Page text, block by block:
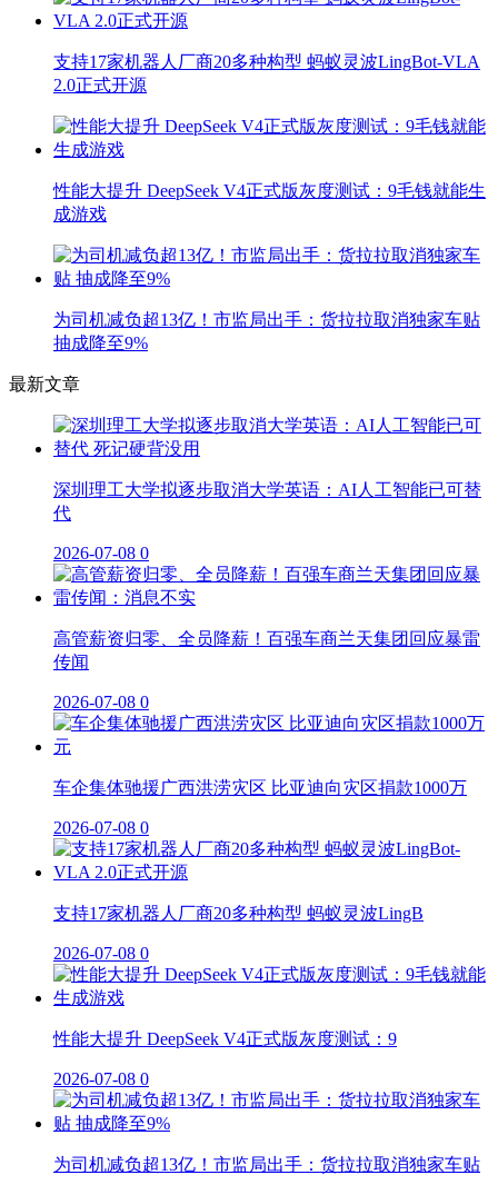
支持17家机器人厂商20多种构型 蚂蚁灵波LingBot-VLA
2.0正式开源
性能大提升 DeepSeek V4正式版灰度测试：9毛钱就能生
成游戏
为司机减负超13亿！市监局出手：货拉拉取消独家车贴
抽成降至9%
最新文章
深圳理工大学拟逐步取消大学英语：AI人工智能已可替
代
2026-07-08 0
高管薪资归零、全员降薪！百强车商兰天集团回应暴雷
传闻
2026-07-08 0
车企集体驰援广西洪涝灾区 比亚迪向灾区捐款1000万
2026-07-08 0
支持17家机器人厂商20多种构型 蚂蚁灵波LingB
2026-07-08 0
性能大提升 DeepSeek V4正式版灰度测试：9
2026-07-08 0
为司机减负超13亿！市监局出手：货拉拉取消独家车贴